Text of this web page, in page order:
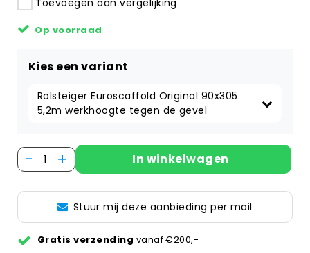
Toevoegen aan vergelijking
Op voorraad
Kies een variant
Rolsteiger Euroscaffold Original 90x305
5,2m werkhoogte tegen de gevel
- + In winkelwagen
Stuur mij deze aanbieding per mail
Gratis verzending vanaf €200,-